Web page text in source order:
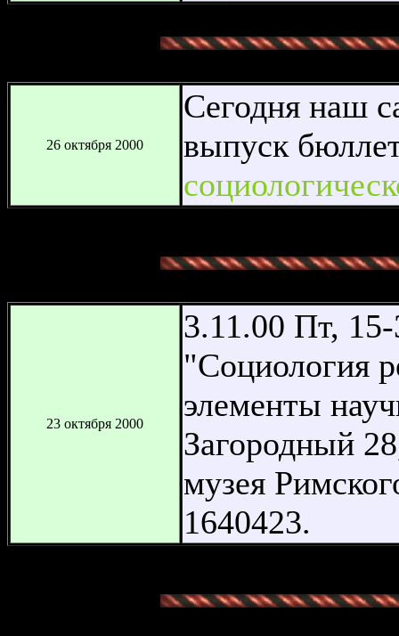
26 октября 2000
Сегодня наш
выпуск
23 октября 2000
3.11.00 Пт,
"Социология
элементы
Загородный
музея
1640423.